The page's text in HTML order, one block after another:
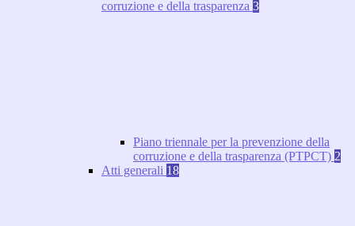
corruzione e della trasparenza 3
Piano triennale per la prevenzione della
corruzione e della trasparenza (PTPCT) 2
Atti generali 18